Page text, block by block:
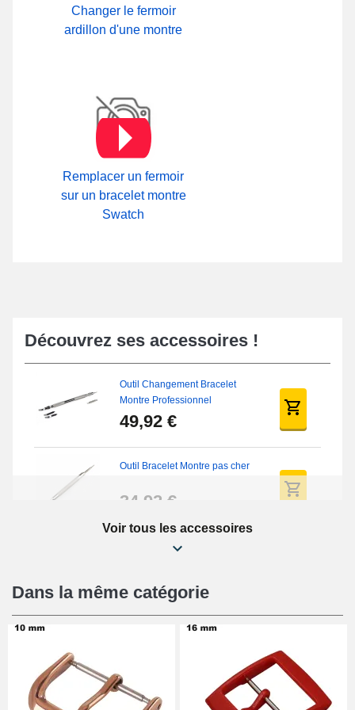
, d'après les propriétés du bracelet de montre. La
sécurité accrue tout en garantissant une esthétique soignée.
Changer le fermoir
ardillon d'une montre
Remplacer un fermoir
sur un bracelet montre
Swatch
Découvrez ses accessoires !
Outil Changement Bracelet
Montre Professionnel
49,92 €
Outil Bracelet Montre pas cher
34,92 €
Kit Tournevis Montre
12,90 €
Pied à Coulisse Numérique
Voir tous les accessoires
Dans la même catégorie